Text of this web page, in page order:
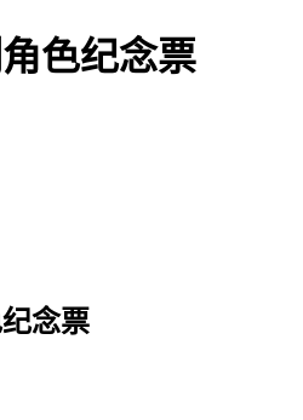
色纪念票
念票